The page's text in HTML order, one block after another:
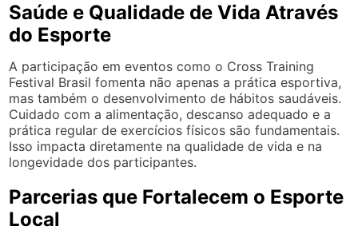
Saúde e Qualidade de Vida Através
do Esporte
A participação em eventos como o Cross Training
Festival Brasil fomenta não apenas a prática esportiva,
mas também o desenvolvimento de hábitos saudáveis.
Cuidado com a alimentação, descanso adequado e a
prática regular de exercícios físicos são fundamentais.
Isso impacta diretamente na qualidade de vida e na
longevidade dos participantes.
Parcerias que Fortalecem o Esporte
Local